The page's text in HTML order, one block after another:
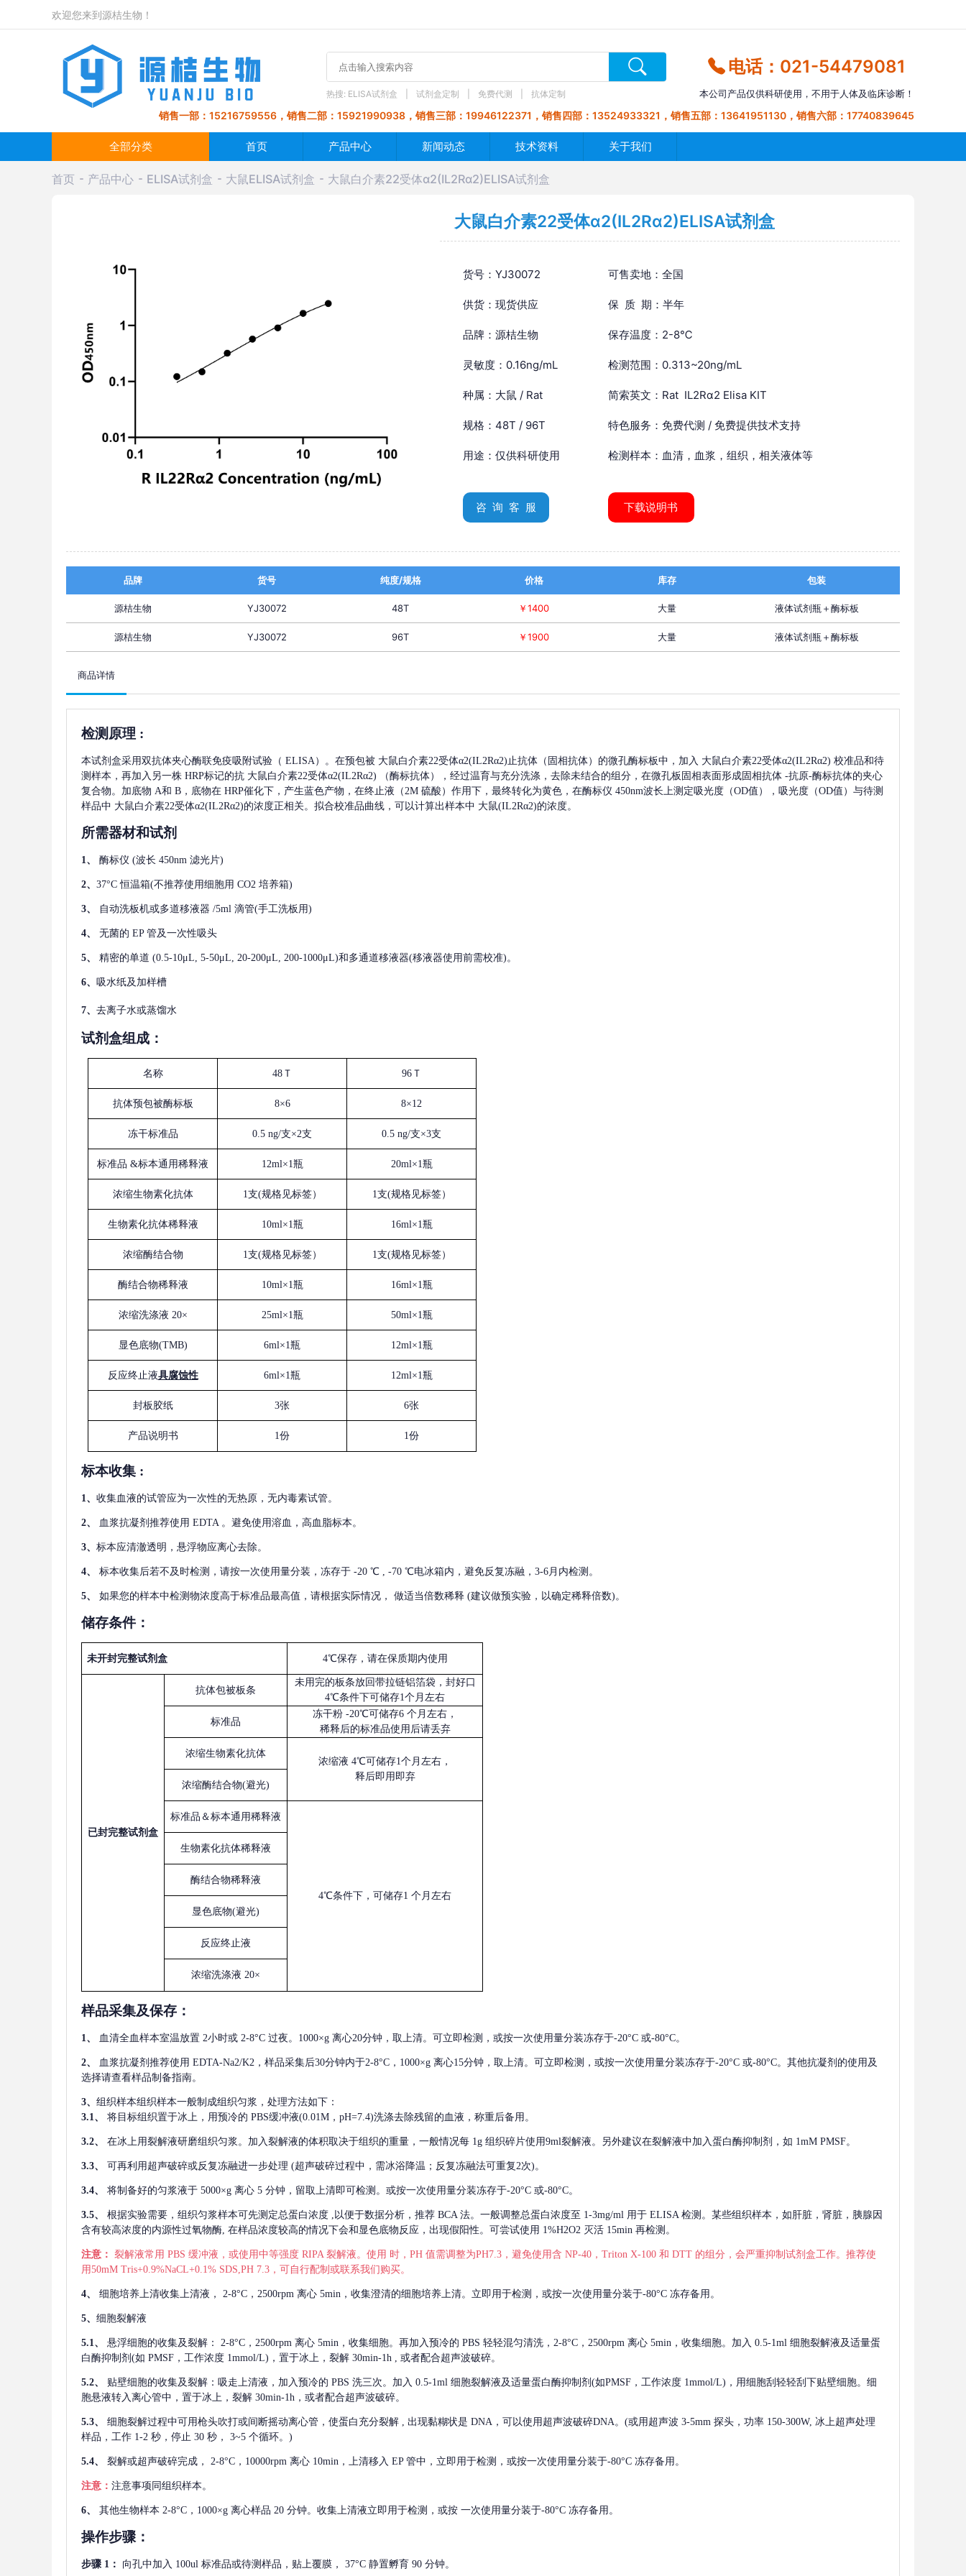
欢迎您来到源桔生物！
热搜: ELISA试剂盒 试剂盒定制 免费代测 抗体定制
电话：021-54479081
本公司产品仅供科研使用，不用于人体及临床诊断！
销售一部：15216759556，销售二部：15921990938，销售三部：19946122371，销售四部：13524933321，销售五部：13641951130，销售六部：17740839645
全部分类 首页 产品中心 新闻动态 技术资料 关于我们
首页 产品中心 ELISA试剂盒 大鼠ELISA试剂盒 大鼠白介素22受体α2(IL2Rα2)ELISA试剂盒
大鼠白介素22受体α2(IL2Rα2)ELISA试剂盒
货号：YJ30072 可售卖地：全国
供货：现货供应 保 质 期：半年
品牌：源桔生物 保存温度：2-8℃
灵敏度：0.16ng/mL 检测范围：0.313~20ng/mL
种属：大鼠 / Rat 简索英文：Rat IL2Rα2 Elisa KIT
规格：48T / 96T 特色服务：免费代测 / 免费提供技术支持
用途：仅供科研使用 检测样本：血清，血浆，组织，相关液体等
咨 询 客 服 下载说明书
品牌 货号 纯度/规格 价格 库存 包装
源桔生物 YJ30072 48T ￥1400 大量 液体试剂瓶＋酶标板
源桔生物 YJ30072 96T ￥1900 大量 液体试剂瓶＋酶标板
商品详情
检测原理 :
本试剂盒采用双抗体夹心酶联免疫吸附试验（ ELISA）。在预包被 大鼠白介素22受体α2(IL2Rα2)止抗体（固相抗体）的微孔酶标板中，加入 大鼠白介素22受体α2(IL2Rα2) 校准品和待
测样本，再加入另一株 HRP标记的抗 大鼠白介素22受体α2(IL2Rα2) （酶标抗体），经过温育与充分洗涤，去除未结合的组分，在微孔板固相表面形成固相抗体 -抗原-酶标抗体的夹心
复合物。加底物 A和 B，底物在 HRP催化下，产生蓝色产物，在终止液（2M 硫酸）作用下，最终转化为黄色，在酶标仪 450nm波长上测定吸光度（OD值），吸光度（OD值）与待测
样品中 大鼠白介素22受体α2(IL2Rα2)的浓度正相关。拟合校准品曲线，可以计算出样本中 大鼠(IL2Rα2)的浓度。
所需器材和试剂
1、 酶标仪 (波长 450nm 滤光片)
2、 37°C 恒温箱(不推荐使用细胞用 CO2 培养箱)
3、 自动洗板机或多道移液器 /5ml 滴管(手工洗板用)
4、 无菌的 EP 管及一次性吸头
5、 精密的单道 (0.5-10μL, 5-50μL, 20-200μL, 200-1000μL)和多通道移液器(移液器使用前需校准)。
6、 吸水纸及加样槽
7、 去离子水或蒸馏水
试剂盒组成：
名称 48Ｔ 96Ｔ
抗体预包被酶标板 8×6 8×12
冻干标准品 0.5 ng/支×2支 0.5 ng/支×3支
标准品 &标本通用稀释液 12ml×1瓶 20ml×1瓶
浓缩生物素化抗体 1支(规格见标签） 1支(规格见标签）
生物素化抗体稀释液 10ml×1瓶 16ml×1瓶
浓缩酶结合物 1支(规格见标签） 1支(规格见标签）
酶结合物稀释液 10ml×1瓶 16ml×1瓶
浓缩洗涤液 20× 25ml×1瓶 50ml×1瓶
显色底物(TMB) 6ml×1瓶 12ml×1瓶
反应终止液具腐蚀性 6ml×1瓶 12ml×1瓶
封板胶纸 3张 6张
产品说明书 1份 1份
标本收集 :
1、 收集血液的试管应为一次性的无热原，无内毒素试管。
2、 血浆抗凝剂推荐使用 EDTA 。避免使用溶血，高血脂标本。
3、 标本应清澈透明，悬浮物应离心去除。
4、 标本收集后若不及时检测，请按一次使用量分装，冻存于 -20 ℃ , -70 ℃电冰箱内，避免反复冻融，3-6月内检测。
5、 如果您的样本中检测物浓度高于标准品最高值，请根据实际情况， 做适当倍数稀释 (建议做预实验，以确定稀释倍数)。
储存条件：
未开封完整试剂盒 4℃保存，请在保质期内使用
已封完整试剂盒
抗体包被板条
未用完的板条放回带拉链铝箔袋，封好口
4℃条件下可储存1个月左右
标准品
冻干粉 -20℃可储存6 个月左右，
稀释后的标准品使用后请丢弃
浓缩生物素化抗体
浓缩液 4℃可储存1个月左右，
释后即用即弃
浓缩酶结合物(避光)
标准品＆标本通用稀释液
4℃条件下，可储存1 个月左右
生物素化抗体稀释液
酶结合物稀释液
显色底物(避光)
反应终止液
浓缩洗涤液 20×
样品采集及保存 ：
1、 血清全血样本室温放置 2小时或 2-8°C 过夜。1000×g 离心20分钟，取上清。可立即检测，或按一次使用量分装冻存于-20°C 或-80°C。
2、 血浆抗凝剂推荐使用 EDTA-Na2/K2，样品采集后30分钟内于2-8°C，1000×g 离心15分钟，取上清。可立即检测，或按一次使用量分装冻存于-20°C 或-80°C。其他抗凝剂的使用及
选择请查看样品制备指南。
3、 组织样本组织样本一般制成组织匀浆，处理方法如下：
3.1、
将目标组织置于冰上，用预冷的 PBS缓冲液(0.01M，pH=7.4)洗涤去除残留的血液，称重后备用。
3.2、 在冰上用裂解液研磨组织匀浆。加入裂解液的体积取决于组织的重量，一般情况每 1g 组织碎片使用9ml裂解液。另外建议在裂解液中加入蛋白酶抑制剂，如 1mM PMSF。
3.3、 可再利用超声破碎或反复冻融进一步处理 (超声破碎过程中，需冰浴降温；反复冻融法可重复2次)。
3.4、 将制备好的匀浆液于 5000×g 离心 5 分钟，留取上清即可检测。或按一次使用量分装冻存于-20°C 或-80°C。
3.5、 根据实验需要，组织匀浆样本可先测定总蛋白浓度 ,以便于数据分析，推荐 BCA 法。一般调整总蛋白浓度至 1-3mg/ml 用于 ELISA 检测。某些组织样本，如肝脏，肾脏，胰腺因
含有较高浓度的内源性过氧物酶, 在样品浓度较高的情况下会和显色底物反应，出现假阳性。可尝试使用 1%H2O2 灭活 15min 再检测。
注意： 裂解液常用 PBS 缓冲液，或使用中等强度 RIPA 裂解液。使用 时，PH 值需调整为PH7.3，避免使用含 NP-40，Triton X-100 和 DTT 的组分，会严重抑制试剂盒工作。推荐使
用50mM Tris+0.9%NaCL+0.1% SDS,PH 7.3，可自行配制或联系我们购买。
4、 细胞培养上清收集上清液， 2-8°C，2500rpm 离心 5min，收集澄清的细胞培养上清。立即用于检测，或按一次使用量分装于-80°C 冻存备用。
5、 细胞裂解液
5.1、 悬浮细胞的收集及裂解：
2-8°C，2500rpm 离心 5min，收集细胞。再加入预冷的 PBS 轻轻混匀清洗，2-8°C，2500rpm 离心 5min，收集细胞。加入 0.5-1ml 细胞裂解液及适量蛋
白酶抑制剂(如 PMSF，工作浓度 1mmol/L)，置于冰上，裂解 30min-1h , 或者配合超声波破碎。
5.2、 贴壁细胞的收集及裂解：吸走上清液，加入预冷的 PBS 洗三次。加入 0.5-1ml 细胞裂解液及适量蛋白酶抑制剂(如PMSF，工作浓度 1mmol/L)，用细胞刮轻轻刮下贴壁细胞。细
胞悬液转入离心管中，置于冰上，裂解 30min-1h，或者配合超声波破碎。
5.3、 细胞裂解过程中可用枪头吹打或间断摇动离心管，使蛋白充分裂解 , 出现黏糊状是 DNA，可以使用超声波破碎DNA。(或用超声波 3-5mm 探头，功率 150-300W, 冰上超声处理
样品，工作 1-2 秒，停止 30 秒， 3~5 个循环。)
5.4、 裂解或超声破碎完成， 2-8°C，10000rpm 离心 10min，上清移入 EP 管中，立即用于检测，或按一次使用量分装于-80°C 冻存备用。
注意： 注意事项同组织样本。
6、 其他生物样本 2-8°C，1000×g 离心样品 20 分钟。收集上清液立即用于检测，或按 一次使用量分装于-80°C 冻存备用。
操作步骤：
步骤 1： 向孔中加入 100ul 标准品或待测样品，贴上覆膜， 37°C 静置孵育 90 分钟。